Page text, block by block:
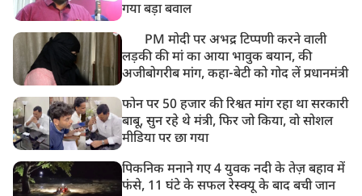
बसपा के इकलौते विधायक उमाशंकर सिंह का देर रात निधन,
आज बलिया में होगा अंतिम संस्कार
गया बड़ा बवाल
PM मोदी पर अभद्र टिप्पणी करने वाली
लड़की की मां का आया भावुक बयान, की
अजीबोगरीब मांग, कहा-बेटी को गोद लें प्रधानमंत्री
फोन पर 50 हजार की रिश्वत मांग रहा था सरकारी
बाबू, सुन रहे थे मंत्री, फिर जो किया, वो सोशल
मीडिया पर छा गया
पिकनिक मनाने गए 4 युवक नदी के तेज़ बहाव में
फंसे, 11 घंटे के सफल रेस्क्यू के बाद बची जान